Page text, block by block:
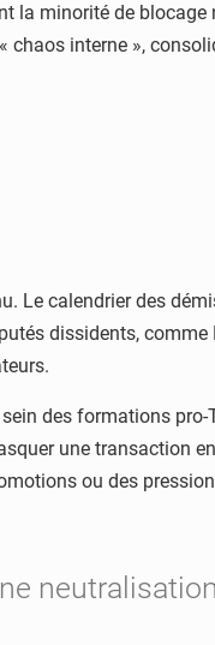
la minorité de
chaos interne »,
Le calendrier des
dissidents,
des formations
une transaction
ou des
neutralisation